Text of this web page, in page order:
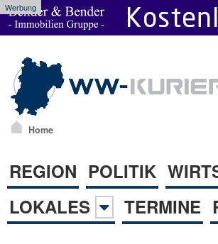
Werbung
Home
REGION POLITIK
LOKALES
TERMINE